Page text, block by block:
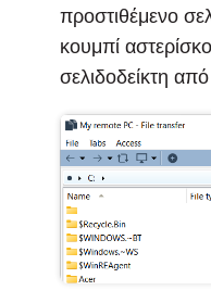
προστιθέμενο
κουμπί
σελιδοδείκτη